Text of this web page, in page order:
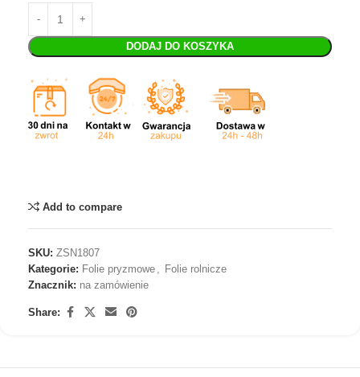
DODAJ DO KOSZYKA
Add to compare
SKU: ZSN1807
Kategorie: Folie pryzmowe , Folie rolnicze
Znacznik: na zamówienie
Share: